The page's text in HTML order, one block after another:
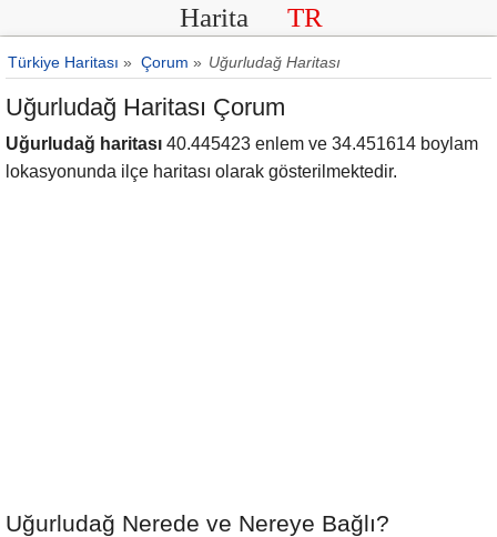
Harita TR
Türkiye Haritası » Çorum » Uğurludağ Haritası
Uğurludağ Haritası Çorum
Uğurludağ haritası 40.445423 enlem ve 34.451614 boylam
lokasyonunda ilçe haritası olarak gösterilmektedir.
Uğurludağ Nerede ve Nereye Bağlı?